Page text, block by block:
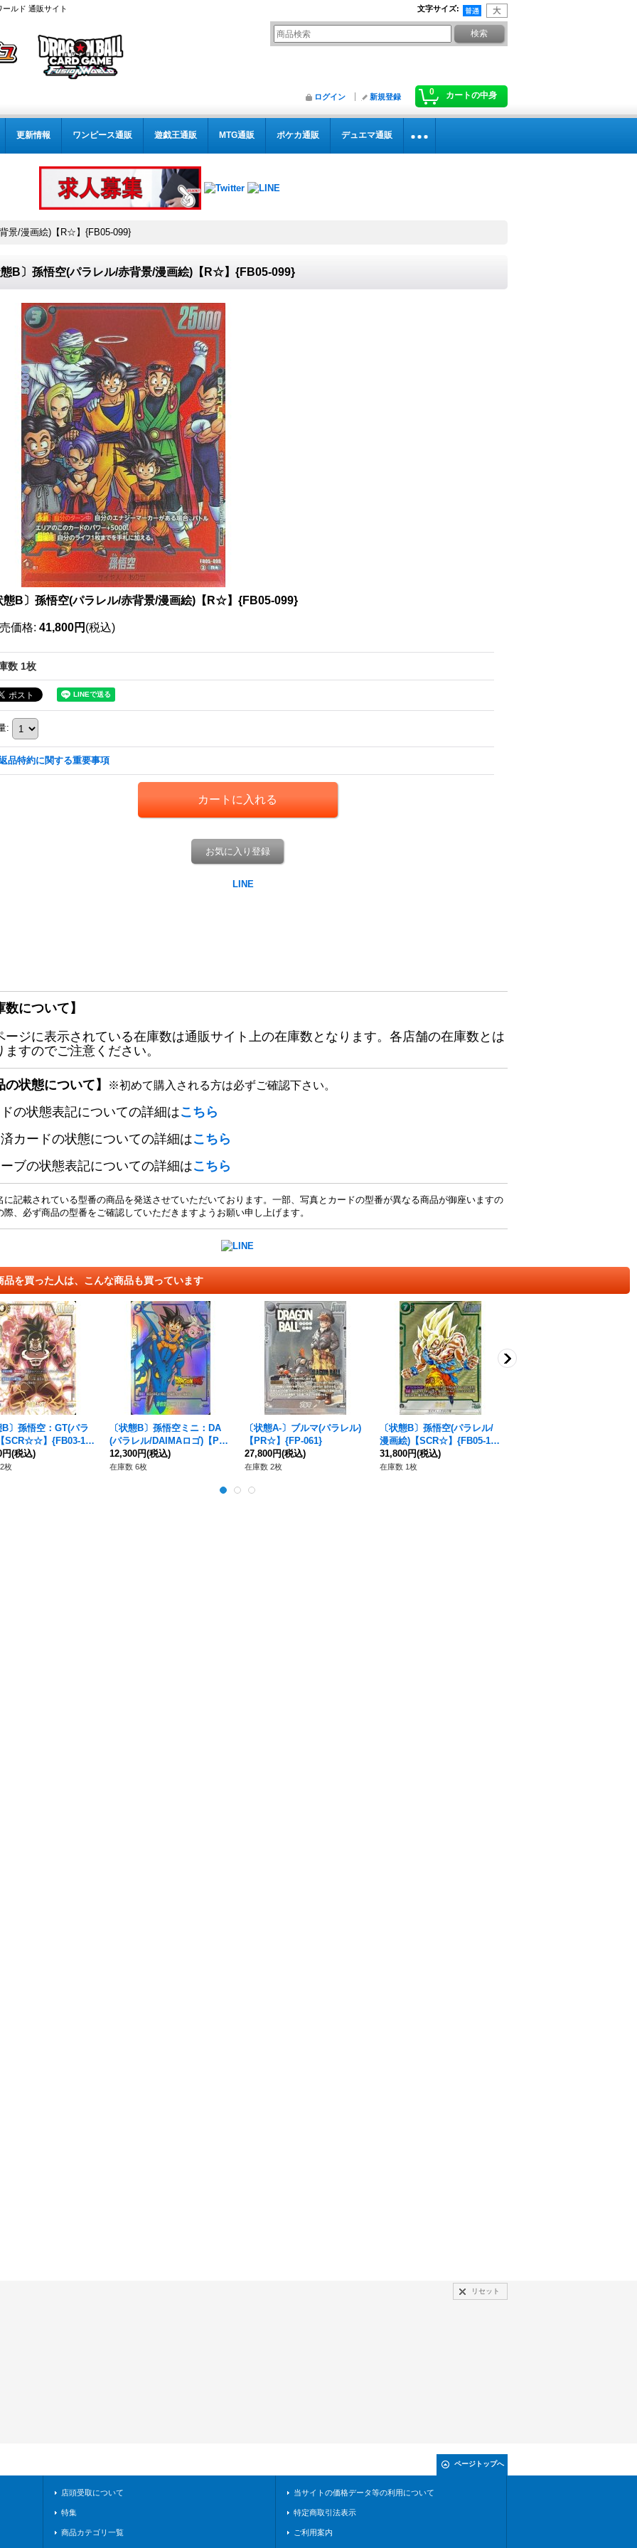
ルド 通販サイト 文字サイズ:
0 カートの中身
ログイン 新規登録
更新情報 ワンピース通販 遊戯王通販 MTG通販 ポケカ通販 デュエマ通販
景/漫画絵)【R☆】{FB05-099}
B〕孫悟空(パラレル/赤背景/漫画絵)【R☆】{FB05-099}
態B〕孫悟空(パラレル/赤背景/漫画絵)【R☆】{FB05-099}
価格: 41,800円 (税込)
数 1枚
:
品特約に関する重要事項
お気に入り登録
数について】
ージに表示されている在庫数は通販サイト上の在庫数となります。各店舗の在庫数とは
ますのでご注意ください。
の状態について】 ※初めて購入される方は必ずご確認下さい。
の状態表記についての詳細はこちら
カードの状態についての詳細はこちら
ブの状態表記についての詳細はこちら
記載されている型番の商品を発送させていただいております。一部、写真とカードの型番が異なる商品が御座いますの
際、必ず商品の型番をご確認していただきますようお願い申し上げます。
品を買った人は、こんな商品も買っています
〕孫悟空：GT(パラ
SCR☆☆】{FB03-14
円(税込)
枚
〔状態B〕孫悟空ミニ：DA
(パラレル/DAIMAロゴ)【PR
☆】{FP-024}
12,300円(税込)
在庫数 6枚
〔状態A-〕ブルマ(パラレル)
【PR☆】{FP-061}
27,800円(税込)
在庫数 2枚
〔状態B〕孫悟空(パラレル/
漫画絵)【SCR☆】{FB05-119
[SB01]}
31,800円(税込)
在庫数 1枚
リセット
ページトップへ
店頭受取について
特集
商品カテゴリ一覧
当サイトの価格データ等の利用について
特定商取引法表示
ご利用案内